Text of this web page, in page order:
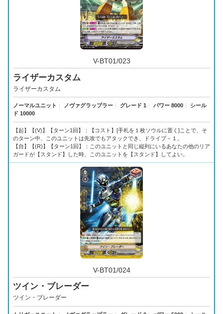
V-BT01/023
ライザーカスタム
ライザーカスタム
ノーマルユニット ノヴァグラップラー グレード 1 パワー 8000
シール
ド 10000
【起】【(V)】【ターン1回】：【コスト】[手札を１枚ソウルに置く]ことで、そ
のターン中、このユニットは先攻でもアタックでき、ドライブ－１。
【自】【(R)】【ターン1回】：このユニットと同じ縦列にいるあなたの他のリア
ガードが【スタンド】した時、このユニットを【スタンド】してよい。
V-BT01/024
ツイン・ブレーダー
ツイン・ブレーダー